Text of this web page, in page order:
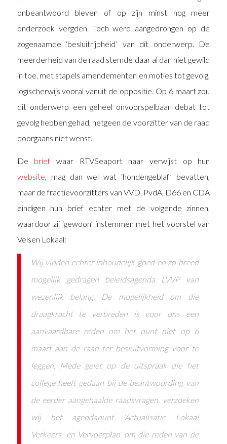
onbeantwoord bleven of op zijn minst nog meer
onderzoek vergden. Toch werd aangedrongen op de
zogenaamde ‘besluitrijpheid’ van dit onderwerp. De
meerderheid van de raad stemde daar al dan niet gewild
in toe, met stapels amendementen en moties tot gevolg,
logischerwijs vooral vanuit de oppositie. Op 6 maart zou
dit onderwerp een geheel onvoorspelbaar debat tot
gevolg hebben gehad, hetgeen de voorzitter van de raad
doorgaans niet wenst.
De brief waar RTVSeaport naar verwijst op hun
website, mag dan wel wat ‘hondengeblaf’ bevatten,
maar de fractievoorzitters van VVD, PvdA, D66 en CDA
eindigen hun brief echter met de volgende zinnen,
waardoor zij ‘gewoon’ instemmen met het voorstel van
Velsen Lokaal:
Wij vinden echter inhoudelijk goed en zo breed
mogelijk gedragen beleidsagenda LVVP van
wezenlijk belang. De mogelijkheid om die
draagkracht te verbreden is voor ons een
aanvaardbare reden om het punt niet op 6
maart aan de raad ter besluitvorming voor te
leggen. Mede gelet op de uitspraak die het
college heeft gedaan bij de beantwoording van
de eerder aangehaalde raadsvragen, verzoeken
wij het agendapunt ‘Actualisatie Lokaal
Verkeers- en Vervoerplan’ om die reden van de